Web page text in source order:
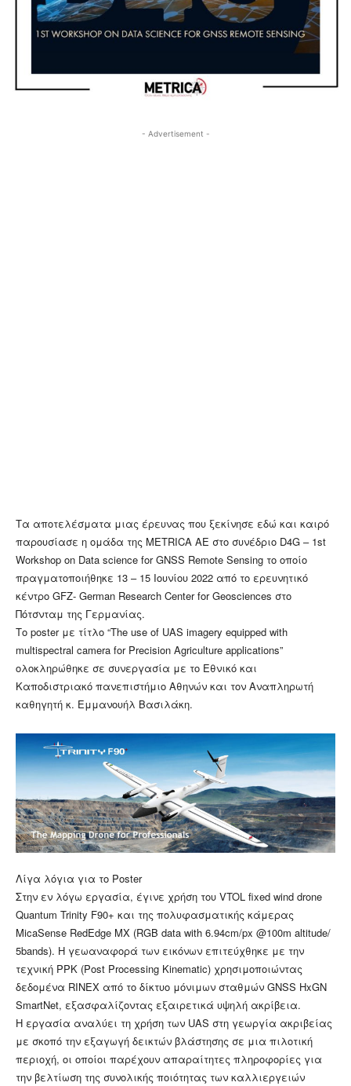
- Advertisement -
Τα αποτελέσματα μιας έρευνας που ξεκίνησε εδώ και καιρό
παρουσίασε η ομάδα της METRICA AE στο συνέδριο D4G – 1st
Workshop on Data science for GNSS Remote Sensing το οποίο
πραγματοποιήθηκε 13 – 15 Ιουνίου 2022 από το ερευνητικό
κέντρο GFZ- German Research Center for Geosciences στο
Πότσνταμ της Γερμανίας.
Το poster με τίτλο “The use of UAS imagery equipped with
multispectral camera for Precision Agriculture applications”
ολοκληρώθηκε σε συνεργασία με το Εθνικό και
Καποδιστριακό πανεπιστήμιο Αθηνών και τον Αναπληρωτή
καθηγητή κ. Εμμανουήλ Βασιλάκη.
Λίγα λόγια για το Poster
Στην εν λόγω εργασία, έγινε χρήση του VTOL fixed wind drone
Quantum Trinity F90+ και της πολυφασματικής κάμερας
MicaSense RedEdge MX (RGB data with 6.94cm/px @100m altitude/
5bands). Η γεωαναφορά των εικόνων επιτεύχθηκε με την
τεχνική PPK (Post Processing Kinematic) χρησιμοποιώντας
δεδομένα RINEX από το δίκτυο μόνιμων σταθμών GNSS HxGN
SmartNet, εξασφαλίζοντας εξαιρετικά υψηλή ακρίβεια.
Η εργασία αναλύει τη χρήση των UAS στη γεωργία ακριβείας
με σκοπό την εξαγωγή δεικτών βλάστησης σε μια πιλοτική
περιοχή, οι οποίοι παρέχουν απαραίτητες πληροφορίες για
την βελτίωση της συνολικής ποιότητας των καλλιεργειών